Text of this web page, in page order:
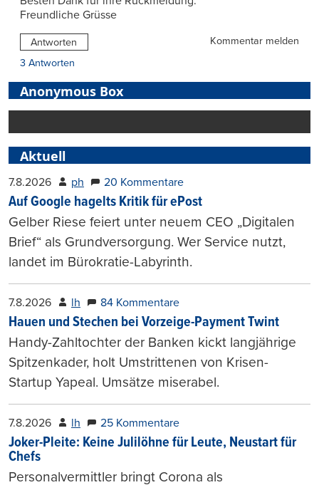
Freundliche Grüsse
Antworten
Kommentar melden
3 Antworten
Anonymous Box
Aktuell
7.8.2026 ph 20 Kommentare
Auf Google hagelts Kritik für ePost
Gelber Riese feiert unter neuem CEO „Digitalen
Brief“ als Grundversorgung. Wer Service nutzt,
landet im Bürokratie-Labyrinth.
7.8.2026 lh 84 Kommentare
Hauen und Stechen bei Vorzeige-Payment Twint
Handy-Zahltochter der Banken kickt langjährige
Spitzenkader, holt Umstrittenen von Krisen-
Startup Yapeal. Umsätze miserabel.
7.8.2026 lh 25 Kommentare
Joker-Pleite: Keine Julilöhne für Leute, Neustart für
Chefs
Personalvermittler bringt Corona als